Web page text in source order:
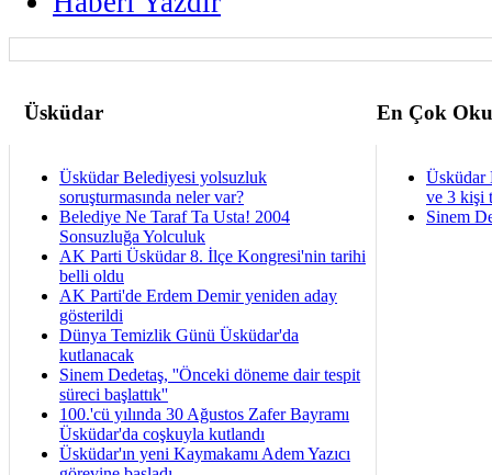
Üsküdar En Çok
Üsküdar Belediyesi yolsuzluk
soruşturmasında neler var?
Belediye Ne Taraf Ta Usta! 2004
Sonsuzluğa Yolculuk
AK Parti Üsküdar 8. İlçe Kongresi'nin tarihi
belli oldu
AK Parti'de Erdem Demir yeniden aday
gösterildi
Dünya Temizlik Günü Üsküdar'da
kutlanacak
Sinem Dedetaş, ''Önceki döneme dair tespit
süreci başlattık''
100.'cü yılında 30 Ağustos Zafer Bayramı
Üsküdar'da coşkuyla kutlandı
Üsküdar'ın yeni Kaymakamı Adem Yazıcı
Üsküdar
ve 3 kişi
Sinem